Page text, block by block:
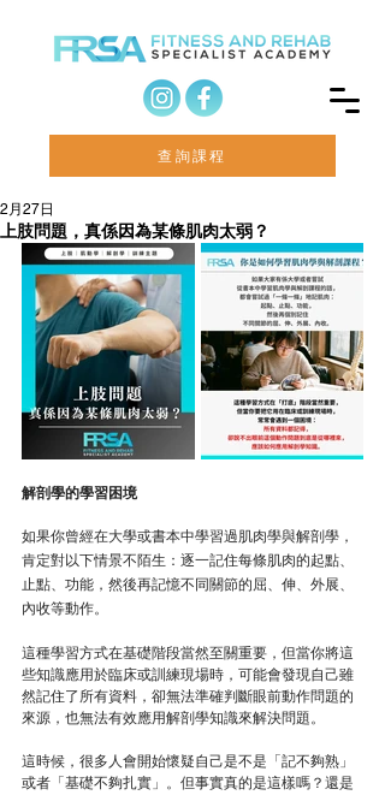
查詢課程
上肢問題，真係因為某條肌肉太弱？
2月27日
解剖學的學習困境
如果你曾經在大學或書本中學習過肌肉學與解剖學，
肯定對以下情景不陌生：逐一記住每條肌肉的起點、
止點、功能，然後再記憶不同關節的屈、伸、外展、
內收等動作。
這種學習方式在基礎階段當然至關重要，但當你將這
些知識應用於臨床或訓練現場時，可能會發現自己雖
然記住了所有資料，卻無法準確判斷眼前動作問題的
來源，也無法有效應用解剖學知識來解決問題。
這時候，很多人會開始懷疑自己是不是「記不夠熟」
或者「基礎不夠扎實」。但事實真的是這樣嗎？還是